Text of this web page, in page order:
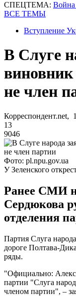
СПЕЦТЕМА:
ВСЕ ТЕМЫ
Вступление
В Слуге
не член
Корреспондент.net,
13
9046
Фото: pl.npu.gov.ua
У Зеленского
Ранее СМИ
Сердюкова
отделения
Партия Слуга
дороге Полтава-
ряды.
"Официально:
партии "Слуга
членом партии", –